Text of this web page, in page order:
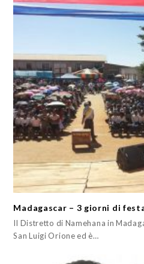
Madagascar – 3 giorni di
Il Distretto di Namehana in
San Luigi Orione ed è…